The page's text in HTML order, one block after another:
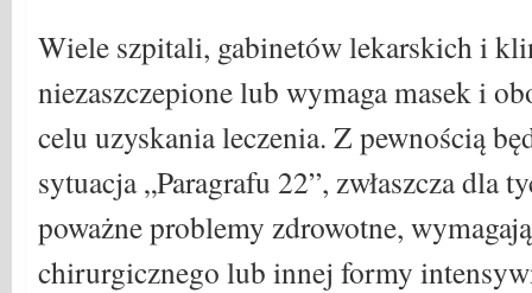
Wiele szpitali, gabinetów lekarskich i
niezaszczepione lub wymaga masek i
celu uzyskania leczenia. Z pewnością
sytuacja „Paragrafu 22”, zwłaszcza dla
poważne problemy zdrowotne,
chirurgicznego lub innej formy